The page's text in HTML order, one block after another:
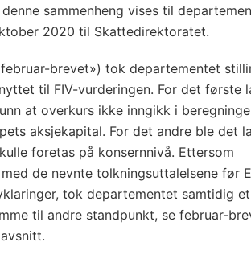
sammenheng vises til
2020 til Skattedirektoratet.
brevet») tok departementet
til FIV-vurderingen. For det første
at overkurs ikke inngikk i
aksjekapital. For det andre ble det
foretas på konsernnivå. Ettersom
de nevnte tolkningsuttalelsene før
tok departementet samtidig
til andre standpunkt, se februar-